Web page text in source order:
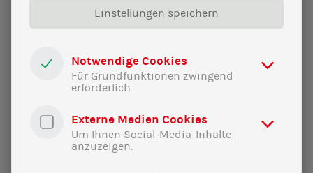
Mehr Wachstum, mehr Netto – aber
wer soll das bezahlen?
gerechte Finanzpolitik und eine sichere
Energiezukunft.
Einstellungen speichern
Notwendige Cookies
Für Grundfunktionen zwingend
erforderlich.
Externe Medien Cookies
Um Ihnen Social-Media-Inhalte
anzuzeigen.